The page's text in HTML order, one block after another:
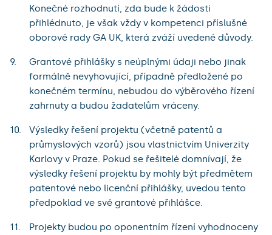
Konečné rozhodnutí, zda bude k žádosti
přihlédnuto, je však vždy v kompetenci příslušné
oborové rady GA UK, která zváží uvedené důvody.
Grantové přihlášky s neúplnými údaji nebo jinak
formálně nevyhovující, případně předložené po
konečném termínu, nebudou do výběrového řízení
zahrnuty a budou žadatelům vráceny.
Výsledky řešení projektu (včetně patentů a
průmyslových vzorů) jsou vlastnictvím Univerzity
Karlovy v Praze. Pokud se řešitelé domnívají, že
výsledky řešení projektu by mohly být předmětem
patentové nebo licenční přihlášky, uvedou tento
předpoklad ve své grantové přihlášce.
Projekty budou po oponentním řízení vyhodnoceny